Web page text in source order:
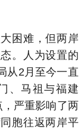
困难，但两岸
。人为设置的
从2月至今一直
、马祖与福建
，严重影响了两
胞往返两岸平